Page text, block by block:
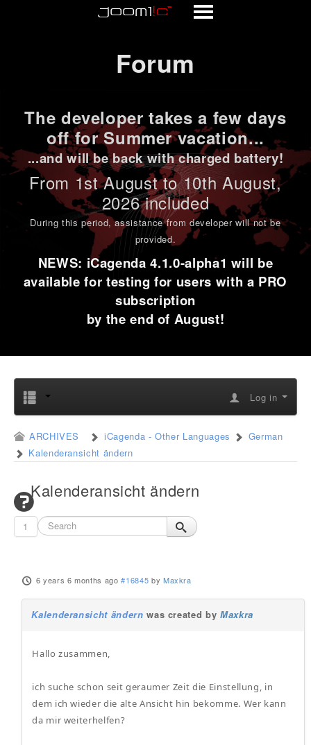
Forum
The developer takes a few days
off for Summer vacation...
...and will be back with charged battery!
From 1stAugust to 10th August,
2026 included
During this period,assistance from developer will not be
provided.
NEWS: iCagenda 4.1.0-alpha1 will be
available for testing for users with a PRO
subscription
by the end of August!
Log in
ARCHIVES iCagenda - Other Languages
German
Kalenderansicht ändern
Kalenderansicht ändern
1
6 years 6 months ago #16845 by Maxkra
Kalenderansicht ändern was created by Maxkra
Hallo zusammen,
ich suche schon seit geraumer Zeit die Einstellung, in
dem ich wieder die alte Ansicht hin bekomme. Wer kann
da mir weiterhelfen?